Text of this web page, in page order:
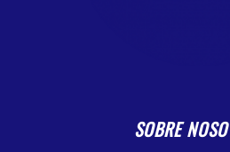
SOBRE